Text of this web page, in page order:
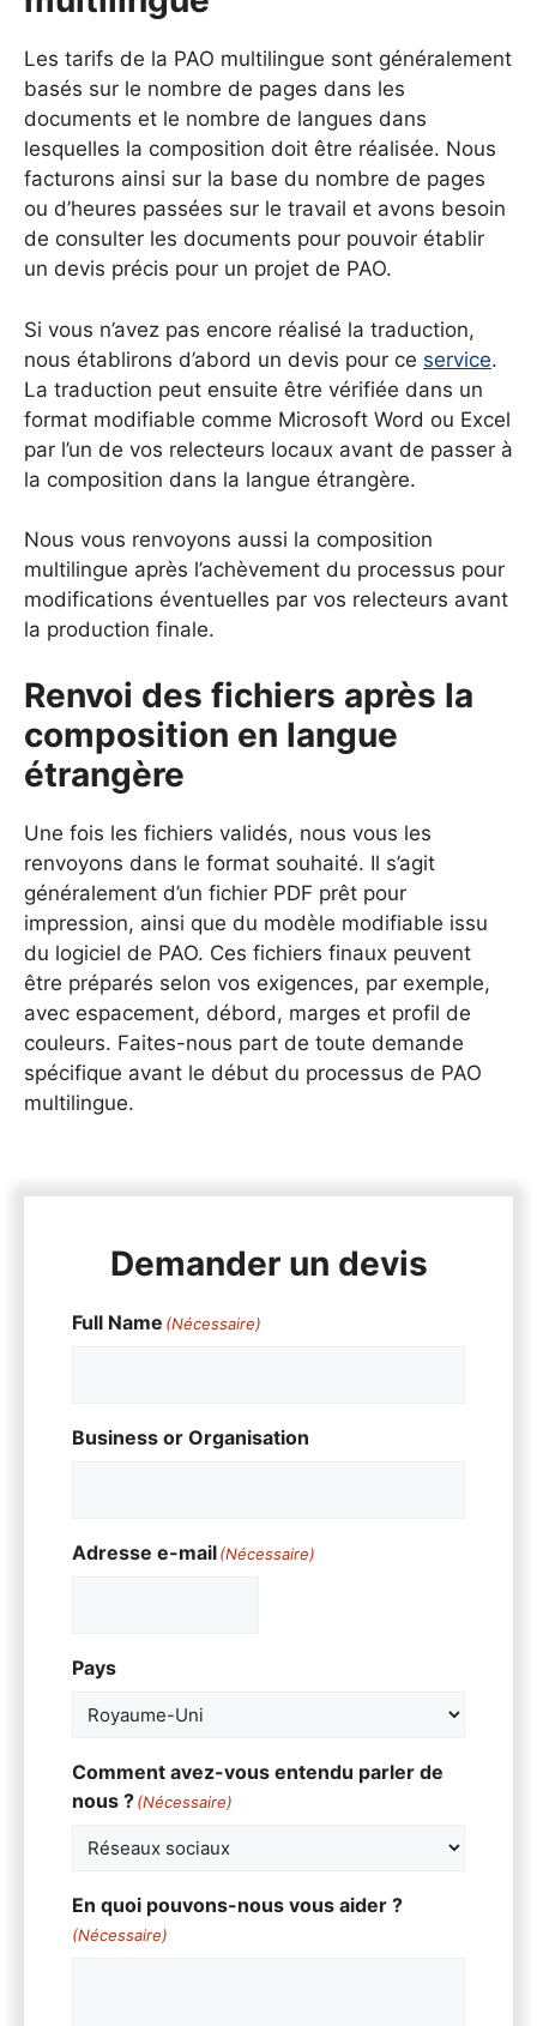
Les tarifs de la PAO multilingue sont généralement
basés sur le nombre de pages dans les
documents et le nombre de langues dans
lesquelles la composition doit être réalisée. Nous
facturons ainsi sur la base du nombre de pages
ou d’heures passées sur le travail et avons besoin
de consulter les documents pour pouvoir établir
un devis précis pour un projet de PAO.
Si vous n’avez pas encore réalisé la traduction,
nous établirons d’abord un devis pour ce service.
La traduction peut ensuite être vérifiée dans un
format modifiable comme Microsoft Word ou Excel
par l’un de vos relecteurs locaux avant de passer à
la composition dans la langue étrangère.
Nous vous renvoyons aussi la composition
multilingue après l’achèvement du processus pour
modifications éventuelles par vos relecteurs avant
la production finale.
Renvoi des fichiers après la
composition en langue
étrangère
Une fois les fichiers validés, nous vous les
renvoyons dans le format souhaité. Il s’agit
généralement d’un fichier PDF prêt pour
impression, ainsi que du modèle modifiable issu
du logiciel de PAO. Ces fichiers finaux peuvent
être préparés selon vos exigences, par exemple,
avec espacement, débord, marges et profil de
couleurs. Faites-nous part de toute demande
spécifique avant le début du processus de PAO
multilingue.
Demander un devis
Full Name (Nécessaire)
Business or Organisation
Adresse e-mail(Nécessaire)
Pays
Comment avez-vous entendu parler de
nous ?(Nécessaire)
En quoi pouvons-nous vous aider ?
(Nécessaire)